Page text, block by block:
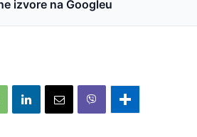
izvore na Googleu